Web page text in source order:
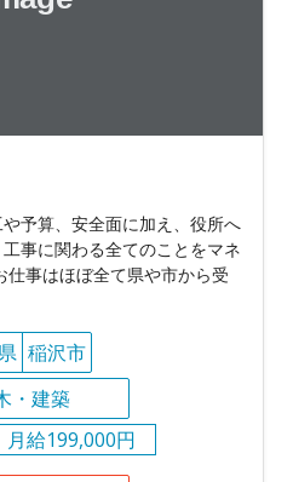
予算、安全面に加え、役所へ
事に関わる全てのことをマネ
事はほぼ全て県や市から受
稲沢市
・建築
月給199,000円